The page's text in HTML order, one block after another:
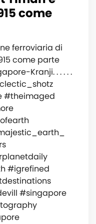
come
ferroviaria di
come parte
Kranji. . . . . .
#theimaged
#igrefined
#singapore